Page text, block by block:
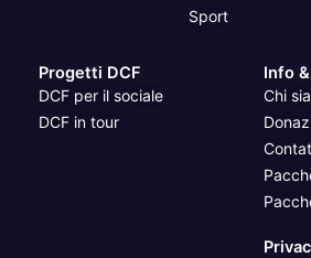
Sport
Progetti DCF
DCF per il sociale
DCF in tour
Info
Chi